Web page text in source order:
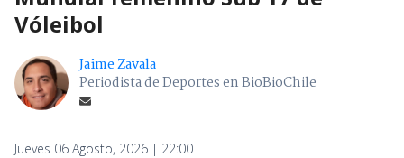
Vóleibol
Jaime Zavala
Periodista de Deportes en BioBioChile
Jueves 06 Agosto, 2026 | 22:00